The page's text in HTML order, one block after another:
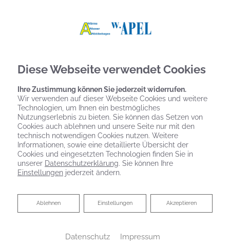
Diese Webseite verwendet Cookies
Ihre Zustimmung können Sie jederzeit widerrufen.
Wir verwenden auf dieser Webseite Cookies und weitere
Technologien, um Ihnen ein bestmögliches
Nutzungserlebnis zu bieten. Sie können das Setzen von
Cookies auch ablehnen und unsere Seite nur mit den
technisch notwendigen Cookies nutzen. Weitere
Informationen, sowie eine detaillierte Übersicht der
Cookies und eingesetzten Technologien finden Sie in
unserer Datenschutzerklärung. Sie können Ihre
Einstellungen jederzeit ändern.
Akzeptieren
Einstellungen
Ablehnen
Ablehnen
Datenschutz Impressum